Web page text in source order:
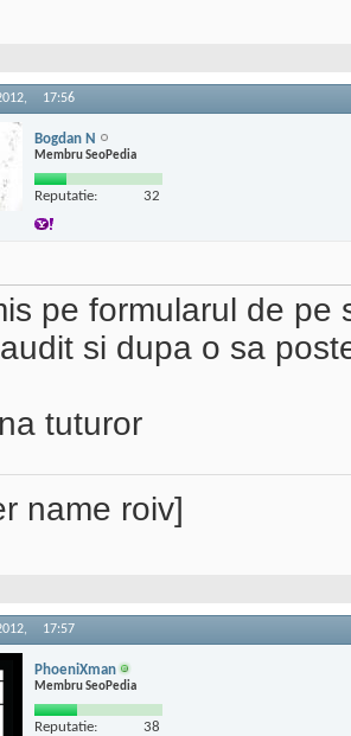
17:56
Bogdan N
Membru SeoPedia
Reputatie: 32
pe formularul de pe
si dupa o sa
tuturor
name roiv]
17:57
PhoeniXman
Membru SeoPedia
Reputatie: 38